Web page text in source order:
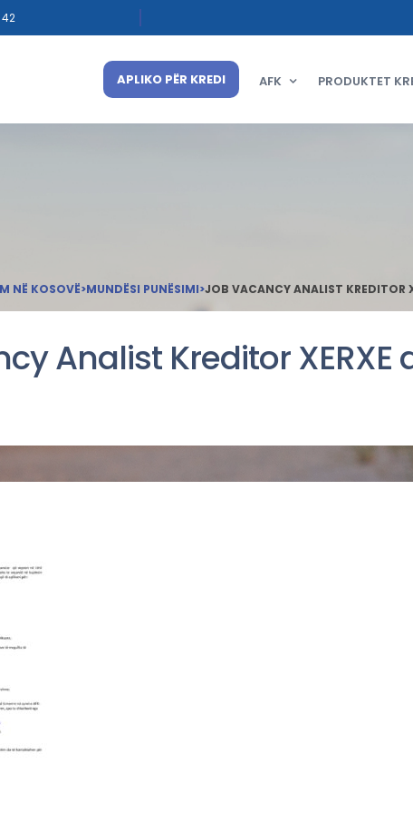
42
APLIKO PËR KREDI AFK PRODUKTET
NË KOSOVË>MUNDËSI PUNËSIMI>JOB VACANCY ANALIST KREDITOR
Analist Kreditor XERXE